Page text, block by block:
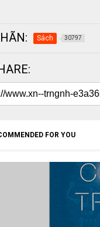
Sách 30797
FOR YOU